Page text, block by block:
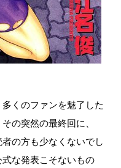
くのファンを魅了した
の突然の最終回に、
の方も少なくないでし
な発表こそないもの